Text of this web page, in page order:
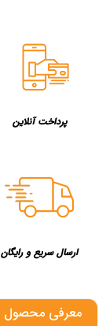
پرداخت آنلاین
ارسال سریع و رایگان
معرفی محصول